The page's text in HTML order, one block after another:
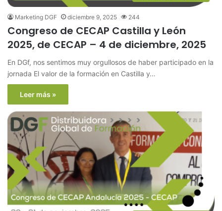
Marketing DGF diciembre 9, 2025 244
Congreso de CECAP Castilla y León
2025, de CECAP – 4 de diciembre, 2025
En DGf, nos sentimos muy orgullosos de haber participado en la
jornada El valor de la formación en Castilla y…
Leer más »